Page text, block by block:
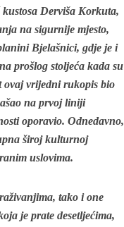
kustosa Derviša Korkuta,
na sigurnije mjesto,
Bjelašnici, gdje je i
prošlog stoljeća kada su
ovaj vrijedni rukopis bio
na prvoj liniji
oporavio. Odnedavno,
široj kulturnoj
uslovima.
tako i one
je prate desetljećima,